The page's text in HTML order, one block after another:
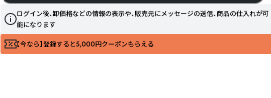
ログイン後、卸価格などの情報の表示や、販売元にメッセージの送信、商品の仕入れが可
能になります
【今なら】登録すると5,000円クーポンもらえる